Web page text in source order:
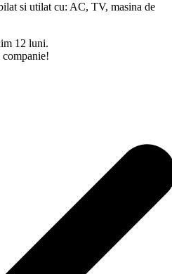
si utilat cu: AC, TV, masina de
12 luni.
companie!